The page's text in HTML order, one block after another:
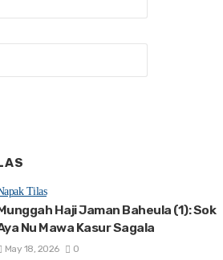
Tilas
Haji Jaman Baheula (1): Sok
Nu Mawa Kasur Sagala
May 18, 2026 0